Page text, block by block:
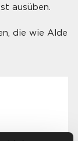
ausüben.
die wie Alde